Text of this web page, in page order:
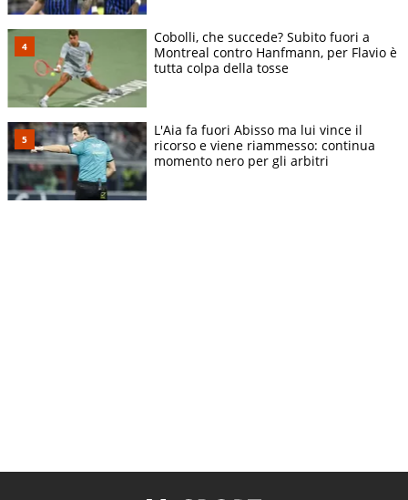
Cobolli, che succede? Subito fuori a
Montreal contro Hanfmann, per Flavio è
tutta colpa della tosse
L'Aia fa fuori Abisso ma lui vince il
ricorso e viene riammesso: continua
momento nero per gli arbitri